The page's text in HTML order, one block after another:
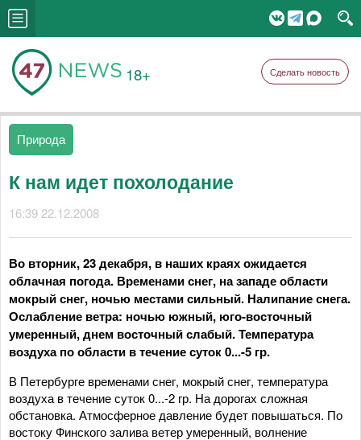
18+ Сделать новость
Природа
К нам идет похолодание
16:39 22.12.2008
Во вторник, 23 декабря, в наших краях ожидается
облачная погода. Временами снег, на западе области
мокрый снег, ночью местами сильный. Налипание снега.
Ослабление ветра: ночью южный, юго-восточный
умеренный, днем восточный слабый. Температура
воздуха по области в течение суток 0...-5 гр.
В Петербурге временами снег, мокрый снег, температура
воздуха в течение суток 0...-2 гр. На дорогах сложная
обстановка. Атмосферное давление будет повышаться. По
востоку Финского залива ветер умеренный, волнение